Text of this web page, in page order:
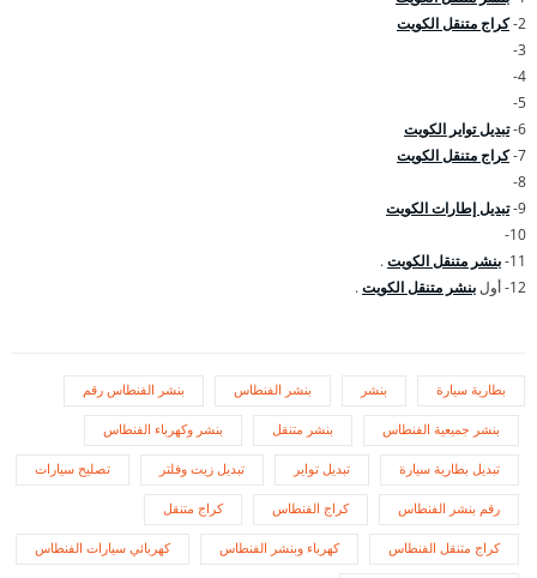
2- كراج متنقل الكويت
3-
4-
5-
6- تبديل تواير الكويت
7- كراج متنقل الكويت
8-
9- تبديل إطارات الكويت
10-
11- بنشر متنقل الكويت.
12- أول
بنشر متنقل الكويت.
بطارية سيارة بنشر بنشر الفنطاس بنشر الفنطاس رقم
بنشر جميعية الفنطاس بنشر متنقل بنشر وكهرباء الفنطاس
تبديل بطارية سيارة تبديل تواير تبديل زيت وفلتر تصليح سيارات
رقم بنشر الفنطاس كراج الفنطاس كراج متنقل
كراج متنقل الفنطاس كهرباء وبنشر الفنطاس كهربائي سيارات الفنطاس